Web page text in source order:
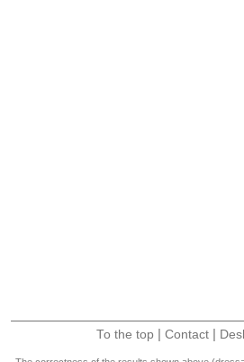
To the top | Contact |